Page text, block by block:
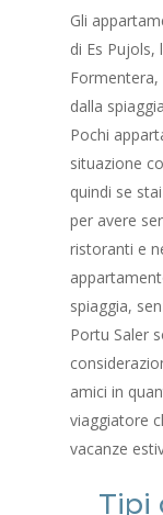
Gli
di Es Pujols,
dalla
Pochi
situazione
quindi se
per avere
ristoranti e
spiaggia,
Portu Saler
amici in
viaggiatore
vacanze
Tipi